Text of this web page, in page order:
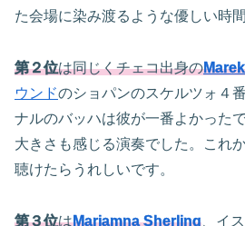
た会場に染み渡るような優しい時間
第２位は同じくチェコ出身の
ウンドのショパンのスケルツォ４
ナルのバッハは彼が一番よかった
大きさも感じる演奏でした。これ
聴けたらうれしいです。
第３位はMariamna Sherling 、イ